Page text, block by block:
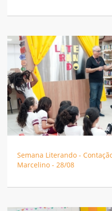
Semana Literando -
Marcelino - 28/08